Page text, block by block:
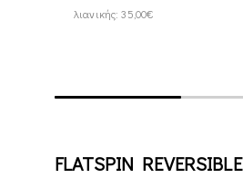
λιανικής: 35,00€
FLATSPIN REVERSIBLE